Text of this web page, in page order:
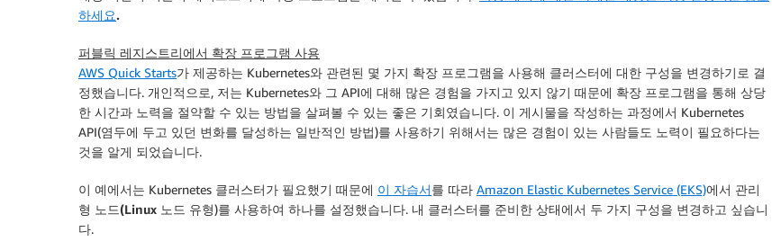
하세요.
퍼블릭 레지스트리에서 확장 프로그램 사용
AWS Quick Starts가 제공하는 Kubernetes와 관련된 몇 가지 확장 프로그램을 사용해 클러스터에 대한 구성을 변경하기로 결
정했습니다. 개인적으로, 저는 Kubernetes와 그 API에 대해 많은 경험을 가지고 있지 않기 때문에 확장 프로그램을 통해 상당
한 시간과 노력을 절약할 수 있는 방법을 살펴볼 수 있는 좋은 기회였습니다. 이 게시물을 작성하는 과정에서 Kubernetes
API(염두에 두고 있던 변화를 달성하는 일반적인 방법)를 사용하기 위해서는 많은 경험이 있는 사람들도 노력이 필요하다는
것을 알게 되었습니다.
이 예에서는 Kubernetes 클러스터가 필요했기 때문에 이 자습서를 따라 Amazon Elastic Kubernetes Service (EKS)에서 관리
형 노드(Linux 노드 유형)를 사용하여 하나를 설정했습니다. 내 클러스터를 준비한 상태에서 두 가지 구성을 변경하고 싶습니
다.